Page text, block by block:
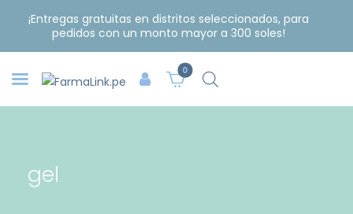
¡Entregas gratuitas en distritos seleccionados, para
pedidos con un monto mayor a 300 soles!
0
gel